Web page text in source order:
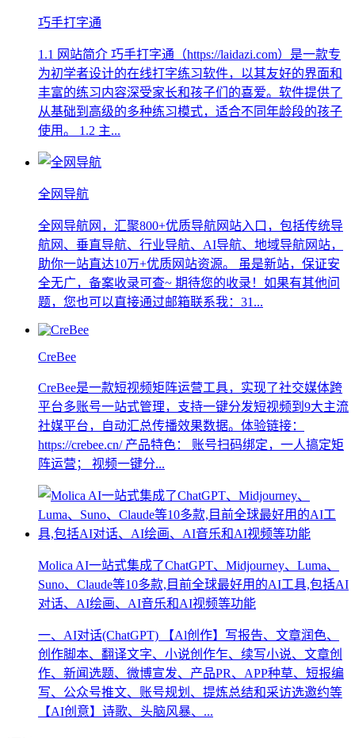
巧手打字通
1.1 网站简介 巧手打字通（https://laidazi.com）是一款专
为初学者设计的在线打字练习软件，以其友好的界面和
丰富的练习内容深受家长和孩子们的喜爱。软件提供了
从基础到高级的多种练习模式，适合不同年龄段的孩子
使用。 1.2 主...
全网导航
全网导航网，汇聚800+优质导航网站入口，包括传统导
航网、垂直导航、行业导航、AI导航、地域导航网站，
助你一站直达10万+优质网站资源。 虽是新站，保证安
全无广，备案收录可查~ 期待您的收录！如果有其他问
题，您也可以直接通过邮箱联系我：31...
CreBee
CreBee是一款短视频矩阵运营工具，实现了社交媒体跨
平台多账号一站式管理，支持一键分发短视频到9大主流
社媒平台，自动汇总传播效果数据。体验链接：
https://crebee.cn/ 产品特色： 账号扫码绑定，一人搞定矩
阵运营； 视频一键分...
Molica AI一站式集成了ChatGPT、Midjourney、Luma、
Suno、Claude等10多款,目前全球最好用的AI工具,包括AI
对话、AI绘画、AI音乐和AI视频等功能
一、AI对话(ChatGPT) 【Al创作】写报告、文章润色、
创作脚本、翻译文字、小说创作乍、续写小说、文章创
作、新闻选题、微博宣发、产品PR、APP种草、短报编
写、公众号推文、账号规划、提炼总结和采访选邀约等
【AI创意】诗歌、头脑风暴、...